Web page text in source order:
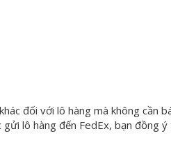
đối với lô hàng mà không cần
lô hàng đến FedEx, bạn đồng